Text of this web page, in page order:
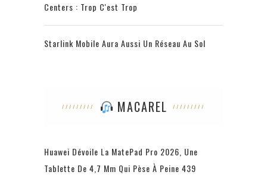
Centers : Trop C'est Trop
Starlink Mobile Aura Aussi Un Réseau Au Sol
MACAREL
Huawei Dévoile La MatePad Pro 2026, Une
Tablette De 4,7 Mm Qui Pèse À Peine 439